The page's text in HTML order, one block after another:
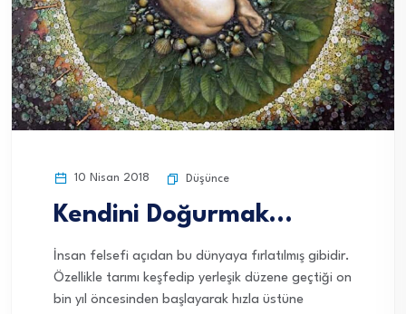
10 Nisan 2018 Düşünce
Kendini Doğurmak…
İnsan felsefi açıdan bu dünyaya fırlatılmış gibidir.
Özellikle tarımı keşfedip yerleşik düzene geçtiği on
bin yıl öncesinden başlayarak hızla üstüne